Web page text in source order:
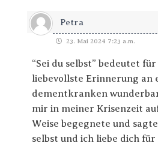
Petra
23. Mai 2024 7:23 a.m.
“Sei du selbst” bedeutet
liebevollste Erinnerung an
dementkranken
mir in meiner Krisenzeit
Weise begegnete und
selbst und ich liebe dich für